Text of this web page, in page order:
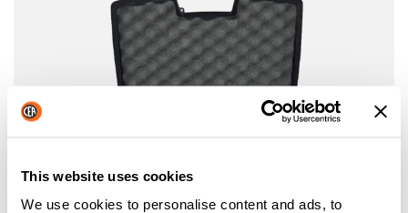
This website uses cookies
We use cookies to personalise content and ads, to